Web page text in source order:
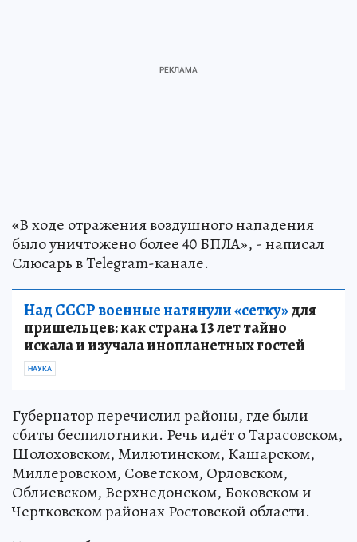
«В ходе отражения воздушного нападения
было уничтожено более 40 БПЛА», - написал
Слюсарь в Telegram-канале.
Над СССР военные натянули «сетку»для
пришельцев: как страна 13 лет тайно
искала и изучала инопланетных гостей
НАУКА
Губернатор перечислил районы, где были
сбиты беспилотники. Речь идёт о Тарасовском,
Шолоховском, Милютинском, Кашарском,
Миллеровском, Советском, Орловском,
Облиевском, Верхнедонском, Боковском и
Чертковском районах Ростовской области.